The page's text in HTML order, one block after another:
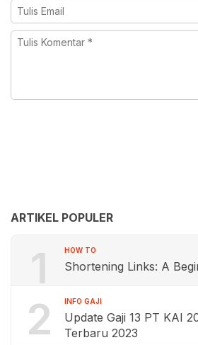
ARTIKEL POPULER
1 HOW TO
Shortening Links: A
2 INFO GAJI
Update Gaji 13 PT KAI
Terbaru 2023